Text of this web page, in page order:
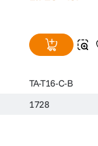
TA-T16-C-B
1728